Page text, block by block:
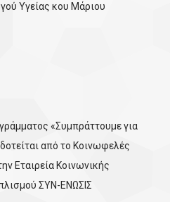
Υγείας κου Μάριου
«Συμπράττουμε για
από το Κοινωφελές
Εταιρεία Κοινωνικής
ΣΥΝ-ΕΝΩΣΙΣ